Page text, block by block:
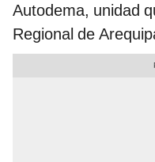
Autodema, unidad
Regional de